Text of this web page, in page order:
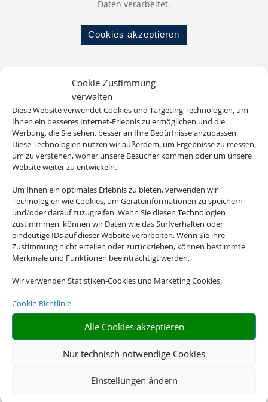
Cookie-Zustimmung
verwalten
Diese Website verwendet Cookies und Targeting Technologien, um
Ihnen ein besseres Internet-Erlebnis zu ermöglichen und die
Werbung, die Sie sehen, besser an Ihre Bedürfnisse anzupassen.
Diese Technologien nutzen wir außerdem, um Ergebnisse zu messen,
um zu verstehen, woher unsere Besucher kommen oder um unsere
Website weiter zu entwickeln.
Um Ihnen ein optimales Erlebnis zu bieten, verwenden wir
Technologien wie Cookies, um Geräteinformationen zu speichern
und/oder darauf zuzugreifen. Wenn Sie diesen Technologien
zustimmmen, können wir Daten wie das Surfverhalten oder
eindeutige IDs auf dieser Website verarbeiten. Wenn Sie ihre
Zustimmung nicht erteilen oder zurückziehen, können bestimmte
Merkmale und Funktionen beeinträchtigt werden.
Wir verwenden Statistiken-Cookies und Marketing Cookies.
Cookie-Richtlinie
Alle Cookies akzeptieren
Nur technisch notwendige Cookies
Einstellungen ändern
Daten verarbeitet.
Cookies akzeptieren
TUI KIDS CLUB Isabel
Teneriffa, Costa Adeje
ab 898 € (p.P.)
Zypern Ost, Larnaca